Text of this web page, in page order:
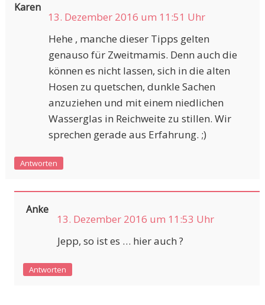
Karen
13. Dezember 2016 um 11:51 Uhr
Hehe , manche dieser Tipps gelten
genauso für Zweitmamis. Denn auch die
können es nicht lassen, sich in die alten
Hosen zu quetschen, dunkle Sachen
anzuziehen und mit einem niedlichen
Wasserglas in Reichweite zu stillen. Wir
sprechen gerade aus Erfahrung. ;)
Antworten
Anke
13. Dezember 2016 um 11:53 Uhr
Jepp, so ist es … hier auch ?
Antworten